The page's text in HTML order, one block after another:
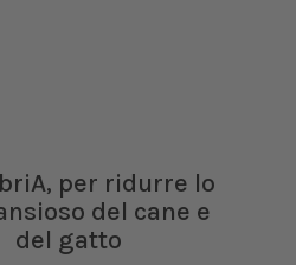
per ridurre lo
del cane e
del gatto